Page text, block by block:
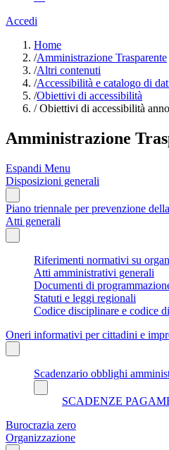
Accedi
Home
/Amministrazione Trasparente
/Altri contenuti
/Accessibilità e catalogo di
/Obiettivi di accessibilità
/Obiettivi di accessibilità
Amministrazione
Espandi Menu
Disposizioni generali
Piano triennale per prevenzione
Atti generali
Riferimenti normativi su
Atti amministrativi generali
Documenti di
Statuti e leggi regionali
Codice disciplinare e codice
Oneri informativi per cittadini e
Scadenzario obblighi
SCADENZE
Burocrazia zero
Organizzazione